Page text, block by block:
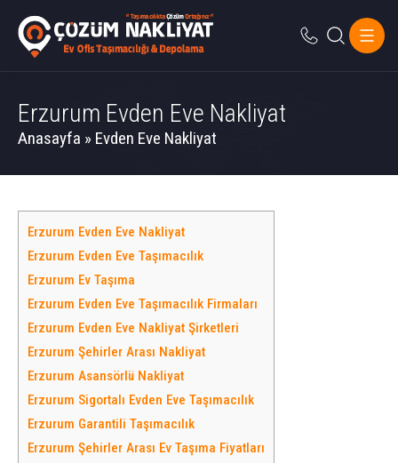
Erzurum Evden Eve Nakliyat
Anasayfa » Evden Eve Nakliyat
Erzurum Evden Eve Nakliyat
Erzurum Evden Eve Taşımacılık
Erzurum Ev Taşıma
Erzurum Evden Eve Taşımacılık Firmaları
Erzurum Evden Eve Nakliyat Şirketleri
Erzurum Şehirler Arası Nakliyat
Erzurum Asansörlü Nakliyat
Erzurum Sigortalı Evden Eve Taşımacılık
Erzurum Garantili Taşımacılık
Erzurum Şehirler Arası Ev Taşıma Fiyatları